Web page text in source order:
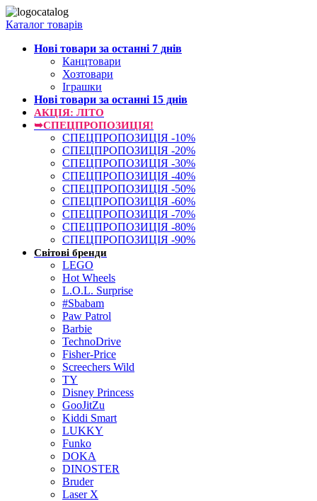
Каталог товарів
Нові товари за останнi 7 днiв
Канцтовари
Хозтовари
Іграшки
Нові товари за останнi 15 днiв
АКЦІЯ: ЛІТО
➥СПЕЦПРОПОЗИЦІЯ!
СПЕЦПРОПОЗИЦІЯ -10%
СПЕЦПРОПОЗИЦІЯ -20%
СПЕЦПРОПОЗИЦІЯ -30%
СПЕЦПРОПОЗИЦІЯ -40%
СПЕЦПРОПОЗИЦІЯ -50%
СПЕЦПРОПОЗИЦІЯ -60%
СПЕЦПРОПОЗИЦІЯ -70%
СПЕЦПРОПОЗИЦІЯ -80%
СПЕЦПРОПОЗИЦІЯ -90%
Світові бренди
LEGO
Hot Wheels
L.O.L. Surprise
#Sbabam
Paw Patrol
Barbie
TechnoDrive
Fisher-Price
Screechers Wild
TY
Disney Princess
GooJitZu
Kiddi Smart
LUKKY
Funko
DOKA
DINOSTER
Bruder
Laser X